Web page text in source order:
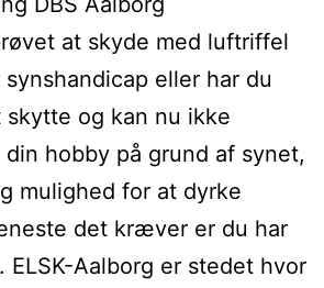
at skyde med luftriffel
eller har du
og kan nu ikke
hobby på grund af synet,
mulighed for at dyrke
det kræver er du har
ELSK-Aalborg er stedet hvor